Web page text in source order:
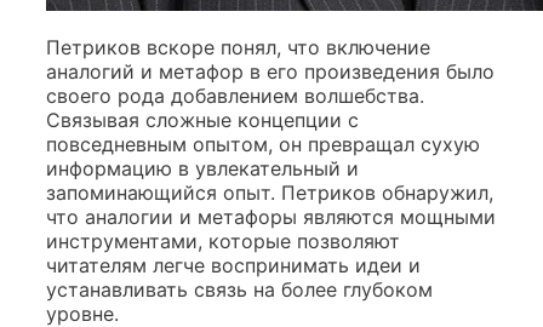
Петриков вскоре понял, что включение
аналогий и метафор в его произведения было
своего рода добавлением волшебства.
Связывая сложные концепции с
повседневным опытом, он превращал сухую
информацию в увлекательный и
запоминающийся опыт. Петриков обнаружил,
что аналогии и метафоры являются мощными
инструментами, которые позволяют
читателям легче воспринимать идеи и
устанавливать связь на более глубоком
уровне.